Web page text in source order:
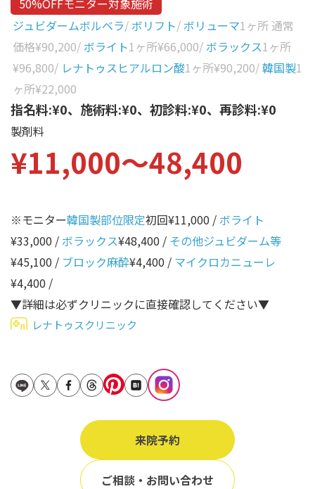
涙袋
眼窩縁（目の下）
ゴルゴライン
鼻
ほうれい線
鼻翼基部
唇
口角
顎
首
ヒアルロン酸リフトアッ
立ち耳
鎖骨
その他
Gender
性別から探す
その他
年代から探す
10代
30代
60代
80代
50%OFFモニター対象施術
ジュビダームボルベラ/ ボリフト/ ボリューマ1ヶ所 通常
価格¥90,200/ ボライト1ヶ所¥66,000/ ボラックス1ヶ所
¥96,800/ レナトゥスヒアルロン酸1ヶ所¥90,200/韓国製1
ヶ所¥22,000
指名料:¥0、施術料:¥0、初診料:¥0、再診料:¥0
製剤料
¥11,000〜48,400
※モニター韓国製部位限定初回¥11,000 / ボライト
¥33,000 / ボラックス¥48,400 / その他ジュビダーム等
¥45,100 / ブロック麻酔¥4,400 / マイクロカニューレ
¥4,400 /
▼詳細は必ずクリニックに直接確認してください▼
レナトゥスクリニック
来院予約
ご相談・お問い合わせ